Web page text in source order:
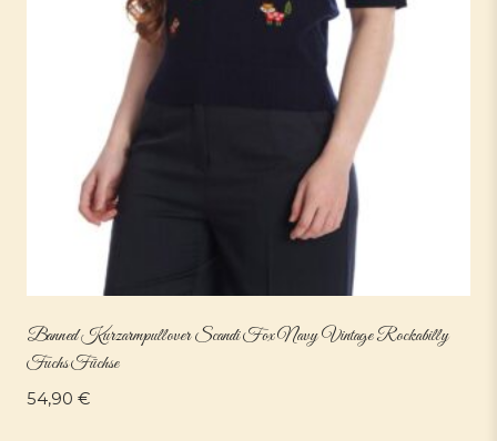
Banned Kurzarmpullover Scandi Fox Navy Vintage Rockabilly
Fuchs Füchse
54,90 €